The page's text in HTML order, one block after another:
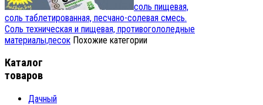
соль пищевая,
соль таблетированная, песчано-солевая смесь.
Соль техническая и пищевая, противогололедные
материалы,песок Похожие категории
Каталог
товаров
Дачный